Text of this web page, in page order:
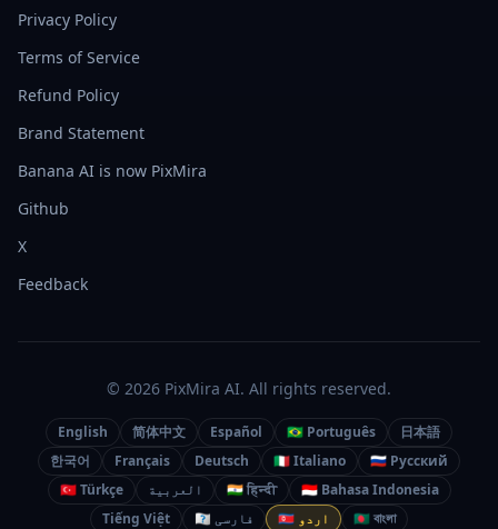
Privacy Policy
Terms of Service
Refund Policy
Brand Statement
Banana AI is now PixMira
Github
X
Feedback
© 2026 PixMira AI. All rights reserved.
English 简体中文 Español 🇧🇷 Português
日本語
한국어
Français Deutsch 🇮🇹 Italiano
🇷🇺 Русский
🇹🇷 Türkçe
العربية 🇮🇳 हिन्दी
🇮🇩 Bahasa Indonesia
Tiếng Việt
🇮🇷 فارسی 🇵🇰 اردو 🇧🇩 বাংলা